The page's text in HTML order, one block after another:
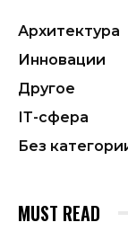
Архитектура
Инновации
Другое
ІТ-сфера
Без
MUST READ